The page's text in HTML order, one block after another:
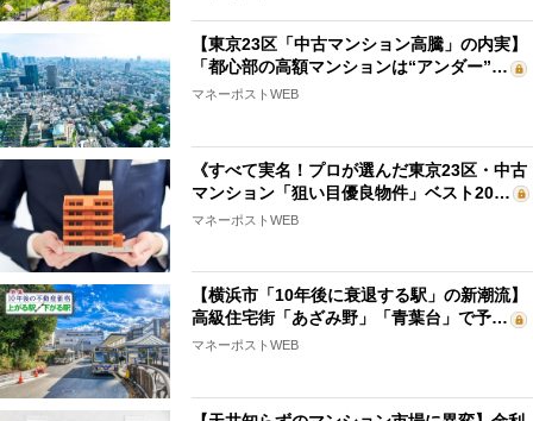
【東京23区「中古マンション高騰」の内実】
「都心部の高額マンションは“アンダー”…
マネーポストWEB
《すべて実名！プロが選んだ東京23区・中古
マンション「狙い目優良物件」ベスト20…
マネーポストWEB
【横浜市「10年後に衰退する駅」の新潮流】
高級住宅街「あざみ野」「青葉台」で予…
マネーポストWEB